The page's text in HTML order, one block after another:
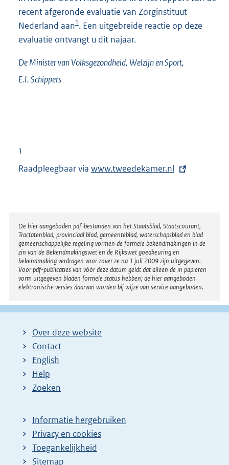
recent afgeronde evaluatie van Zorginstituut
Nederland aan1. Een uitgebreide reactie op deze
evaluatie ontvangt u dit najaar.
De Minister van Volksgezondheid, Welzijn en Sport,
E.I.Schippers
1
Raadpleegbaar via E
r
n
e
l
i
n
k
www.tweedekamer.nl
Disclaimer
De hier aangeboden pdf-bestanden van het Staatsblad, Staatscourant,
Tractatenblad, provinciaal blad, gemeenteblad, waterschapsblad en blad
gemeenschappelijke regeling vormen de formele bekendmakingen in de
zin van de Bekendmakingswet en de Rijkswet goedkeuring en
bekendmaking verdragen voor zover ze na 1 juli 2009 zijn uitgegeven.
Voor pdf-publicaties van vóór deze datum geldt dat alleen de in papieren
vorm uitgegeven bladen formele status hebben; de hier aangeboden
elektronische versies daarvan worden bij wijze van service aangeboden.
Over deze website
Contact
English
Help
Zoeken
Informatie hergebruiken
Privacy en cookies
Toegankelijkheid
Sitemap